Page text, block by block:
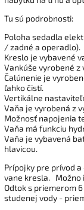
Tu sú podrobnosti:
Poloha sedadla
/ zadné a operadlo).
Kreslo je vybavené
Vankúše vyrobené
Čalúnenie je
ľahko čistí.
Vertikálne
Vaňa je vyrobená z
Možnosť napojenia
Vaňa má funkciu
Vaňa je vybavená
hlavicou.
Prípojky pre prívod
vane kresla. Možno
Odtok s priemerom
studenej vody -